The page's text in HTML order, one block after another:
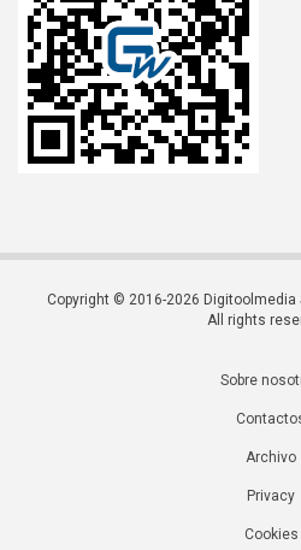
Copyright © 2016-2026 Digitoolmedia
All rights
Sobre
Archivo
Privacy
Cookies